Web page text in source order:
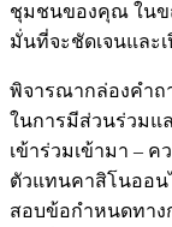
ชุมชนของคุณ ในขณ
มั่นที่จะชัดเจนและ
พิจารณากล่องคำถ
ในการมีส่วนร่วมแ
เข้าร่วมเข้ามา –
ตัวแทนคาสิโนออน
สอบข้อกำหนดทา